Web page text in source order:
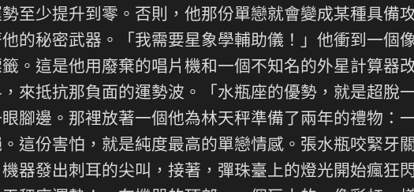
至少提升到零。否則，他那份單戀就會變成某種具備
的秘密武器。「我需要星象學輔助儀！」他衝到一個
。這是他用廢棄的唱片機和一個不知名的外星計算器
來抵抗那負面的運勢波。「水瓶座的優勢，就是超脫
腳邊。那裡放著一個他為林天秤準備了兩年的禮物：
這份害怕，就是純度最高的單戀情感。張水瓶咬緊牙
器發出刺耳的尖叫，接著，彈珠臺上的燈光開始瘋狂